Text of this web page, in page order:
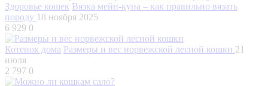
Здоровье кошек Вязка мейн-куна – как правильно вязать
породу 18 ноября 2025
6 929 0
Котенок дома Размеры и вес норвежской лесной кошки 21
июля
2 797 0